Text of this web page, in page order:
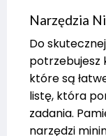
Narzędzia
Do
potrzebujesz
które są
listę, która
zadania.
narzędzi